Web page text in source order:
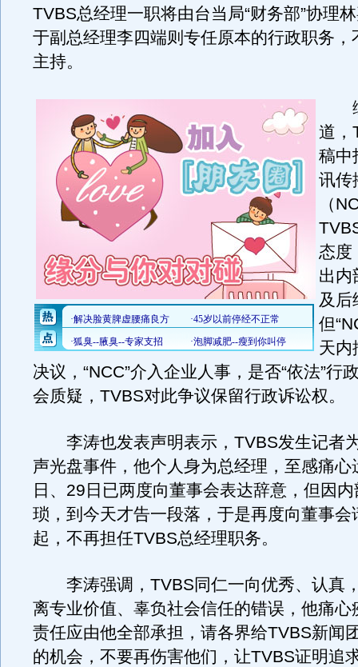
TVBS总经理一职将由台当局“财务部”协理
于副总经理李四端则专任原本的行政职务，
主持。
综
道，
稿中
讯传
（
态度
出内
及后
但
天内
决议，“NCC”介入企业人事，是否“依法”行
会质疑，TVBS对此争议保留行政诉讼权。
李涛也发表声明表示，TVBS发生记者
声光盘事件，他个人身为总经理，至感痛心
日、29日已两度向董事会表达辞意，但因
琐，到今天才告一段落，于是再度向董事会
起，不再担任TVBS总经理职务。
李涛强调，TVBS同仁一向优秀、认真
离专业价值、辜负社会信任的错误，他痛心
责任应由他全部承担，请各界给TVBS新闻
的机会，不要再伤害他们，让TVBS证明追